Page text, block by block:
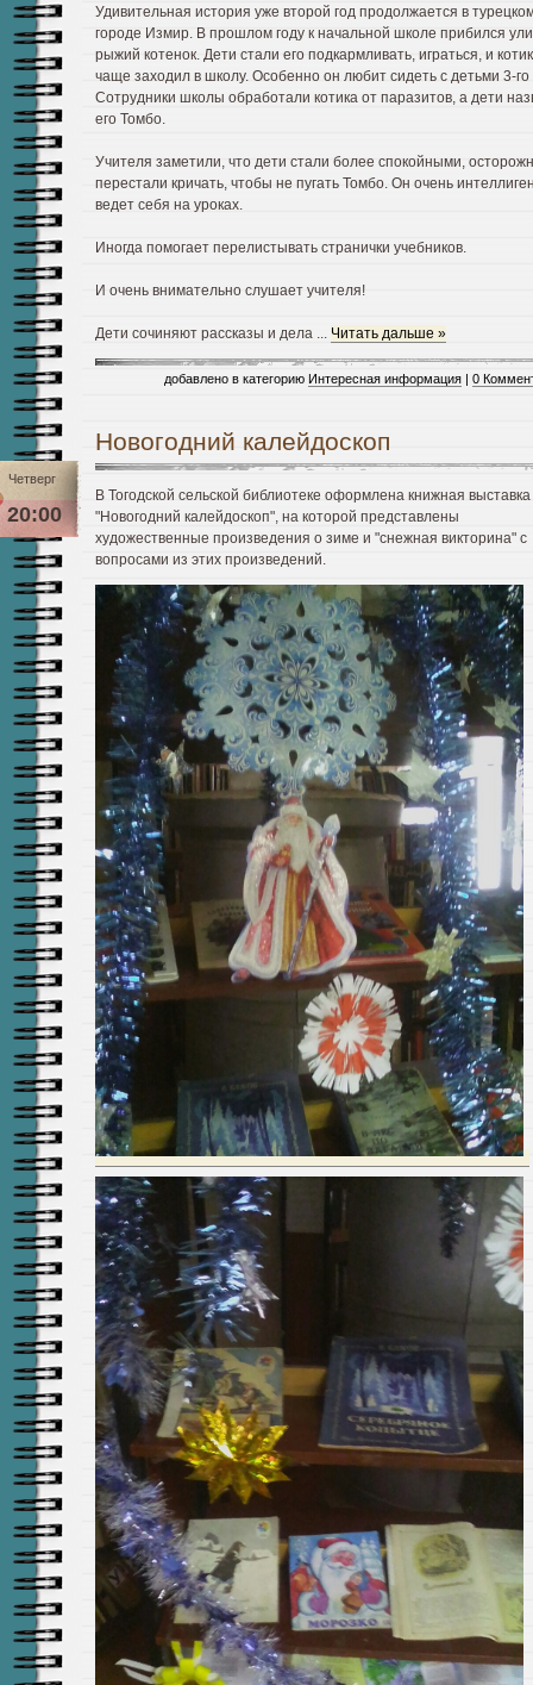
Удивительная история уже второй год продолжается в
городе Измир. В прошлом году к начальной школе прибился
рыжий котенок. Дети стали его подкармливать, играться, и
чаще заходил в школу. Особенно он любит сидеть с детьми 3-го
Сотрудники школы обработали котика от паразитов, а дети
его Томбо.
Учителя заметили, что дети стали более спокойными,
перестали кричать, чтобы не пугать Томбо. Он очень
ведет себя на уроках.
Иногда помогает перелистывать странички учебников.
И очень внимательно слушает учителя!
Дети сочиняют рассказы и дела ... Читать дальше »
добавлено в категорию Интересная информация | 0
Новогодний калейдоскоп
Четверг
20:00
В Тогодской сельской библиотеке оформлена книжная выставка
"Новогодний калейдоскоп", на которой представлены
художественные произведения о зиме и "снежная викторина" с
вопросами из этих произведений.